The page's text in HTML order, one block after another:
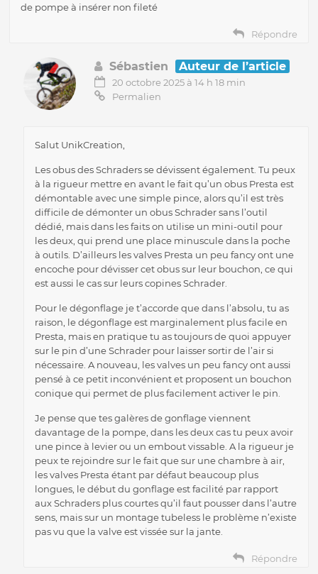
de pompe à insérer non fileté
Répondre
Sébastien Auteur de l’article
20 octobre 2025 à 14 h 18 min
Permalien
Salut UnikCreation,
Les obus des Schraders se dévissent également. Tu peux
à la rigueur mettre en avant le fait qu’un obus Presta est
démontable avec une simple pince, alors qu’il est très
difficile de démonter un obus Schrader sans l’outil
dédié, mais dans les faits on utilise un mini-outil pour
les deux, qui prend une place minuscule dans la poche
à outils. D’ailleurs les valves Presta un peu fancy ont une
encoche pour dévisser cet obus sur leur bouchon, ce qui
est aussi le cas sur leurs copines Schrader.
Pour le dégonflage je t’accorde que dans l’absolu, tu as
raison, le dégonflage est marginalement plus facile en
Presta, mais en pratique tu as toujours de quoi appuyer
sur le pin d’une Schrader pour laisser sortir de l’air si
nécessaire. A nouveau, les valves un peu fancy ont aussi
pensé à ce petit inconvénient et proposent un bouchon
conique qui permet de plus facilement activer le pin.
Je pense que tes galères de gonflage viennent
davantage de la pompe, dans les deux cas tu peux avoir
une pince à levier ou un embout vissable. A la rigueur je
peux te rejoindre sur le fait que sur une chambre à air,
les valves Presta étant par défaut beaucoup plus
longues, le début du gonflage est facilité par rapport
aux Schraders plus courtes qu’il faut pousser dans l’autre
sens, mais sur un montage tubeless le problème n’existe
pas vu que la valve est vissée sur la jante.
Répondre